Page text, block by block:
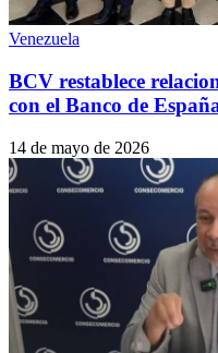
Venezuela
BCV restablece
con el Banco de
14 de mayo de 2026